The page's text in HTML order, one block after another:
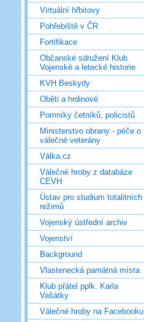
Virtuální hřbitovy
Pohřebiště v ČR
Fortifikace
Občanské sdružení Klub
Vojenské a letecké historie
KVH Beskydy
Oběti a hrdinové
Pomníky četníků, policistů
Ministerstvo obrany - péče o
válečné veterány
Válka.cz
Válečné hroby z databáze
CEVH
Ústav pro studium totalitních
režimů
Vojenský ústřední archiv
Vojenství
Background
Vlastenecká památná místa
Klub přátel pplk. Karla
Vašátky
Válečné hroby na Facebooku